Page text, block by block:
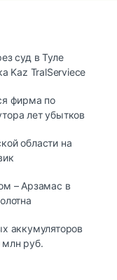
суд в Туле
Kaz TralServiece
фирма по
лет убытков
области на
– Арзамас в
аккумуляторов
млн руб.